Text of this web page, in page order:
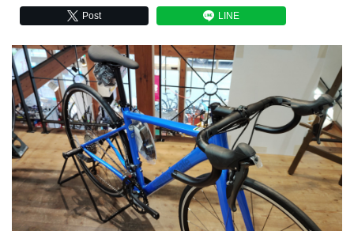
Post LINE